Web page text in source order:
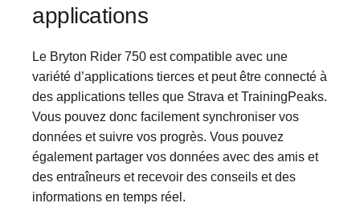
applications
Le Bryton Rider 750 est compatible avec une
variété d’applications tierces et peut être connecté à
des applications telles que Strava et TrainingPeaks.
Vous pouvez donc facilement synchroniser vos
données et suivre vos progrès. Vous pouvez
également partager vos données avec des amis et
des entraîneurs et recevoir des conseils et des
informations en temps réel.